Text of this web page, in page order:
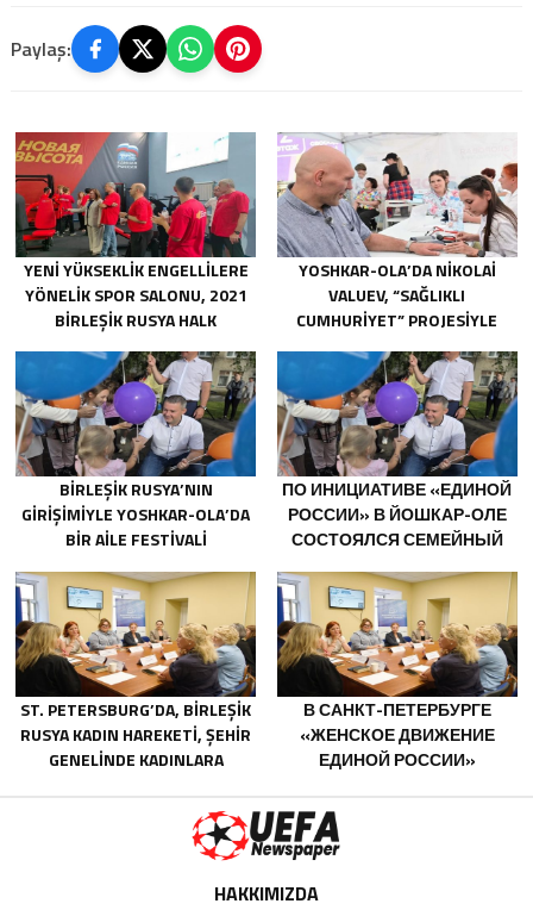
Paylaş:
YENI YÜKSEKLIK ENGELLILERE
YÖNELIK SPOR SALONU, 2021
BIRLEŞIK RUSYA HALK
SARATOV’DA AÇILDI
YOSHKAR-OLA’DA NIKOLAI
VALUEV, “SAĞLIKLI
CUMHURIYET” PROJESIYLE
BIRLEŞIK RUSYA’NIN
GIRIŞIMIYLE YOSHKAR-OLA’DA
BIR AILE FESTIVALI
ПО ИНИЦИАТИВЕ «ЕДИНОЙ
РОССИИ» В ЙОШКАР-ОЛЕ
СОСТОЯЛСЯ СЕМЕЙНЫЙ
ST. PETERSBURG’DA, BIRLEŞIK
RUSYA KADIN HAREKETI, ŞEHIR
GENELINDE KADINLARA
GELIŞTIRILMESI IÇIN ÖNERILER
В САНКТ-ПЕТЕРБУРГЕ
«ЖЕНСКОЕ ДВИЖЕНИЕ
ЕДИНОЙ РОССИИ»
ПРЕДЛОЖЕНИЯ ПО
РАЗВИТИЮ ГОРОДСКИХ
ПРОГРАММ ПОДДЕРЖКИ
HAKKIMIZDA